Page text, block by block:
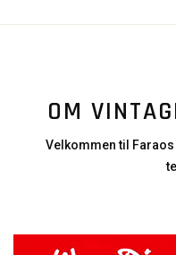
OM
Velkommen til